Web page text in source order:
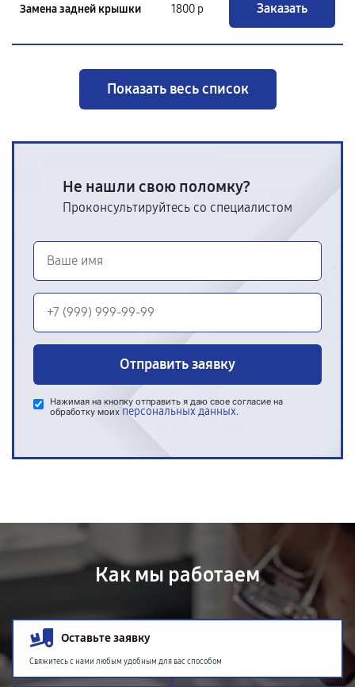
Замена задней крышки 1800 р Заказать
Показать весь список
Не нашли свою поломку?
Проконсультируйтесь со специалистом
Отправить заявку
Нажимая на кнопку отправить я даю свое согласие на
обработку моих персональных данных.
Как мы работаем
Оставьте заявку
Свяжитесь с нами любым удобным для вас способом